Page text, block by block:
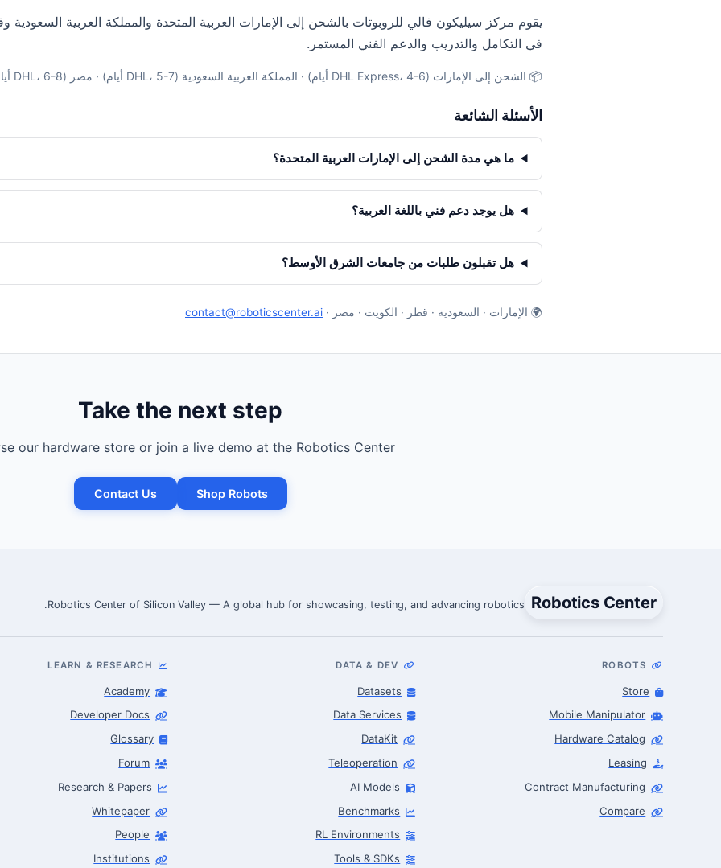
يقوم مركز سيليكون فالي للروبوتات بالشحن إلى الإمارات العربية المتحدة والمملكة العربية
في التكامل والتدريب والدعم الفني المستمر.
📦 الشحن إلى الإمارات (DHL Express، 4-6 أيام) · المملكة العربية السعودية (DHL، 5-7 أيام) · مصر (DHL، 6-8 أيام)
الأسئلة الشائعة
ما هي مدة الشحن إلى الإمارات العربية المتحدة؟
هل يوجد دعم فني باللغة العربية؟
هل تقبلون طلبات من جامعات الشرق الأوسط؟
🌍 الإمارات · السعودية · قطر · الكويت · مصر · contact@roboticscenter.ai
Take the next step
our hardware store or join a live demo at the Robotics Center.
Shop Robots
Contact Us
Robotics Center
Robotics Center of Silicon Valley — A global hub for showcasing, testing, and advancing robotics.
ROBOTS
Store
Mobile Manipulator
Hardware Catalog
Leasing
Contract Manufacturing
Compare
DATA & DEV
Datasets
Data Services
DataKit
Teleoperation
AI Models
Benchmarks
RL Environments
Tools & SDKs
LEARN & RESEARCH
Academy
Developer Docs
Glossary
Forum
Research & Papers
Whitepaper
People
Institutions
Robotics Center of Silicon Valley · intake